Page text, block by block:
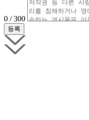
0 / 300